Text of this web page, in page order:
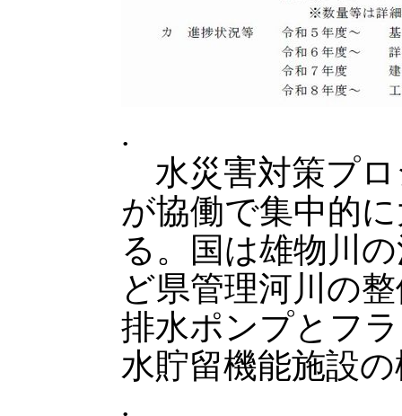
.
水災害対策プロ
が協働で集中的
る。国は雄物川
ど県管理河川の
排水ポンプとフ
水貯留機能施設
.